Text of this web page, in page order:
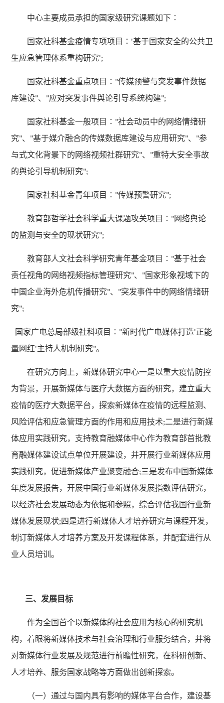
中心主要成员承担的国家级研究课题如下 ∶
国家社科基金疫情专项项目 ∶'基于国家安全的公共卫
生应急管理体系重构研究';
国家社科基金重点项目 ∶"传媒预警与突发事件数据
库建设"、 "应对突发事件舆论引导系统构建";
国家社科基金一般项目 ∶"社会动员中的网络情绪研
究"、 "基于媒介融合的传媒数据库建设与应用研究"、 "参
与式文化背景下的网络视频社群研究"、 "重特大安全事故
的舆论引导机制研究";
国家社科基金青年项目 ∶"传媒预警研究";
教育部哲学社会科学重大课题攻关项目 ∶"网络舆论
的监测与安全的现状研究";
教育部人文社会科学研究青年基金项目 ∶"基于社会
责任视角的网络视频指标管理研究"、 "国家形象视域下的
中国企业海外危机传播研究"、 "突发事件中的网络情绪研
究";
国家广电总局部级社科项目 ∶"新时代广电媒体打造'正能
量网红'主持人机制研究"。
在研究方向上，新媒体研究中心一是以重大疫情防控
为背景，开展新媒体与医疗大数据方面的研究，建立重大
疫情的医疗大数据平台，探索新媒体在疫情的远程监测、
风险评估和应急管理方面的作用和应用技术;二是进行新媒
体应用实践研究，支持教育融媒体中心作为教育部首批教
育融媒体建设试点单位开展建设，并开展行业新媒体应用
实践研究，促进新媒体产业聚变融合;三是发布中国新媒体
年度发展报告，开展中国行业新媒体发展指数评估研究，
以经济社会发展动态为依据和参照，综合评估我国行业新
媒体发展现状;四是进行新媒体人才培养研究与课程开发，
制订新媒体人才培养方案及开发课程体系，并配套进行从
业人员培训。
三、发展目标
作为全国首个以新媒体的社会应用为核心的研究机
构，着眼将新媒体技术与社会治理和行业服务结合，并将
对新媒体行业发展及规范进行前瞻性研究，在科研创新、
人才培养、服务国家战略等方面做出创新探索。
（一）通过与国内具有影响的媒体平台合作，建设基